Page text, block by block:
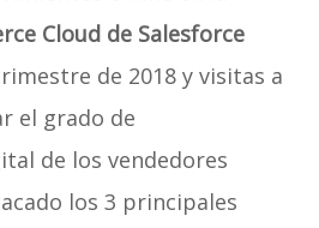
Cloud de Salesforce
de 2018 y visitas a
el grado de
de los vendedores
los 3 principales